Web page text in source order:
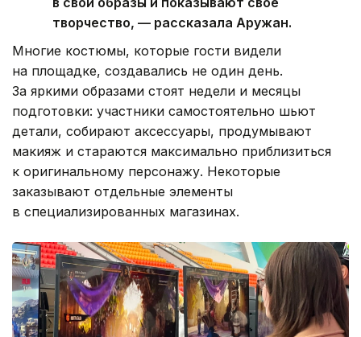
творчество, — рассказала Аружан.
Многие костюмы, которые гости видели
на площадке, создавались не один день.
За яркими образами стоят недели и месяцы
подготовки: участники самостоятельно шьют
детали, собирают аксессуары, продумывают
макияж и стараются максимально приблизиться
к оригинальному персонажу. Некоторые
заказывают отдельные элементы
в специализированных магазинах.